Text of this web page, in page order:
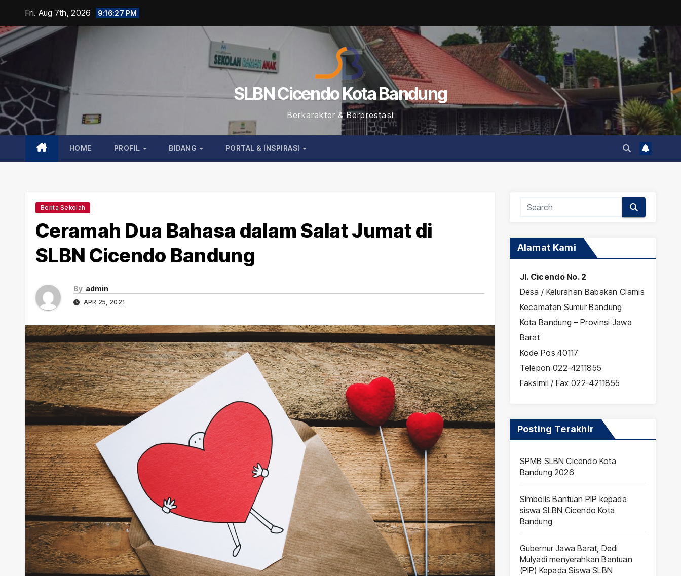
content
Fri. Aug 7th, 2026 9:16:28 PM
SLBN Cicendo Kota Bandung
Berkarakter & Berprestasi
HOME PROFIL BIDANG PORTAL & INSPIRASI
Berita Sekolah
Ceramah Dua Bahasa dalam Salat Jumat di
SLBN Cicendo Bandung
By admin
APR 25, 2021
Alamat Kami
Jl. Cicendo No. 2
Desa / Kelurahan Babakan Ciamis
Kecamatan Sumur Bandung
Kota Bandung – Provinsi Jawa
Barat
Kode Pos 40117
Telepon 022-4211855
Faksimil / Fax 022-4211855
Posting Terakhir
SPMB SLBN Cicendo Kota
Bandung 2026
Simbolis Bantuan PIP kepada
siswa SLBN Cicendo Kota
Bandung
Gubernur Jawa Barat, Dedi
Mulyadi menyerahkan Bantuan
(PIP) Kepada Siswa SLBN